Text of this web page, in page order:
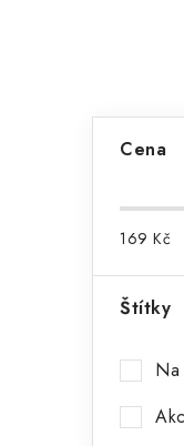
r
í
Cena
169 Kč
Štítky
Na